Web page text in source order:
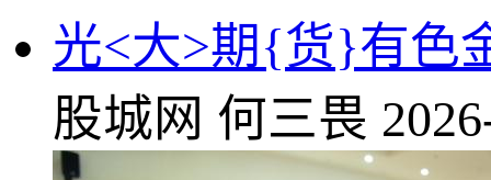
光<大>期{货}有色
股城网 何三畏